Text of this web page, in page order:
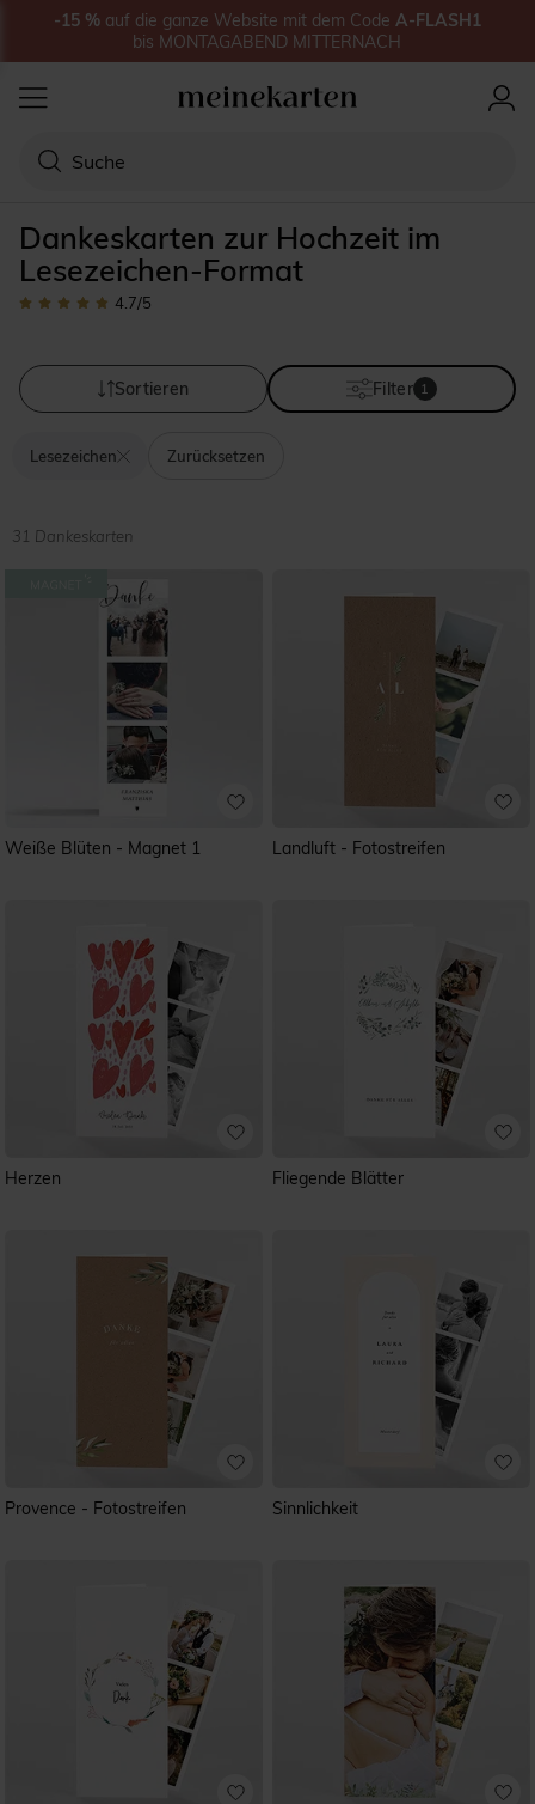
Dankeskarten zur Hochzeit im
Lesezeichen-Format
4.7/5
Sortieren Filter 1
Lesezeichen Zurücksetzen
31 Dankeskarten
Weiße Blüten - Magnet 1 Landluft - Fotostreifen
Herzen Fliegende Blätter
Provence - Fotostreifen Sinnlichkeit
-15 % auf die ganze Website mit dem Code A-FLASH1
bis MONTAGABEND MITTERNACH